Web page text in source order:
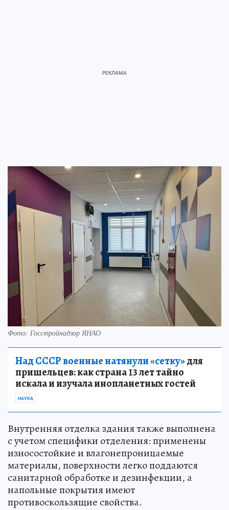
Фото: Госстройнадзор ЯНАО
Над СССР военные натянули «сетку»для
пришельцев: как страна 13 лет тайно
искала и изучала инопланетных гостей
НАУКА
Внутренняя отделка здания также выполнена
с учетом специфики отделения: применены
износостойкие и влагонепроницаемые
материалы, поверхности легко поддаются
санитарной обработке и дезинфекции, а
напольные покрытия имеют
противоскользящие свойства.